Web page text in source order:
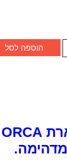
הוספה לסל